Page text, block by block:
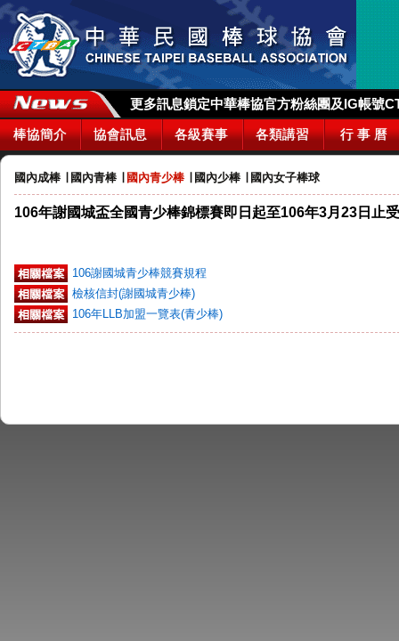
更多訊息鎖定中華棒協官方粉絲團及IG帳號
棒協簡介 協會訊息 各級賽事 各類講習 行 事 曆
國內成棒 國內青棒 國內青少棒 國內少棒 國內女子棒球
106年謝國城盃全國青少棒錦標賽即日起至106年3月23日止
106謝國城青少棒競賽規程
檢核信封(謝國城青少棒)
106年LLB加盟一覽表(青少棒)